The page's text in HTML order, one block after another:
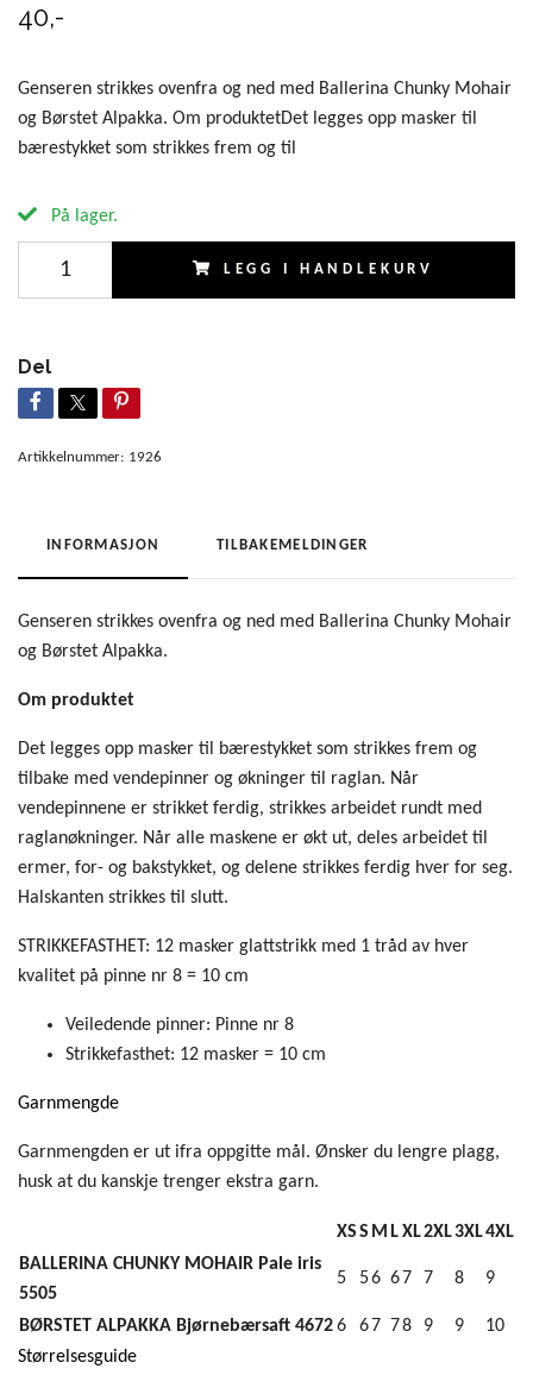
40,-
Genseren strikkes ovenfra og ned med Ballerina Chunky Mohair
og Børstet Alpakka. Om produktetDet legges opp masker til
bærestykket som strikkes frem og til
På lager.
LEGG I HANDLEKURV
Del
Artikkelnummer: 1926
INFORMASJON TILBAKEMELDINGER
Genseren strikkes ovenfra og ned med Ballerina Chunky Mohair
og Børstet Alpakka.
Om produktet
Det legges opp masker til bærestykket som strikkes frem og
tilbake med vendepinner og økninger til raglan. Når
vendepinnene er strikket ferdig, strikkes arbeidet rundt med
raglanøkninger. Når alle maskene er økt ut, deles arbeidet til
ermer, for- og bakstykket, og delene strikkes ferdig hver for seg.
Halskanten strikkes til slutt.
STRIKKEFASTHET: 12 masker glattstrikk med 1 tråd av hver
kvalitet på pinne nr 8 = 10 cm
Veiledende pinner: Pinne nr 8
Strikkefasthet: 12 masker = 10 cm
Garnmengde
Garnmengden er ut ifra oppgitte mål. Ønsker du lengre plagg,
husk at du kanskje trenger ekstra garn.
XSS M LXL2XL3XL4XL
BALLERINA CHUNKY MOHAIR Pale iris
5505
5 56 67 7 8 9
BØRSTET ALPAKKA Bjørnebærsaft 46726 67 78 9 9
10
Størrelsesguide